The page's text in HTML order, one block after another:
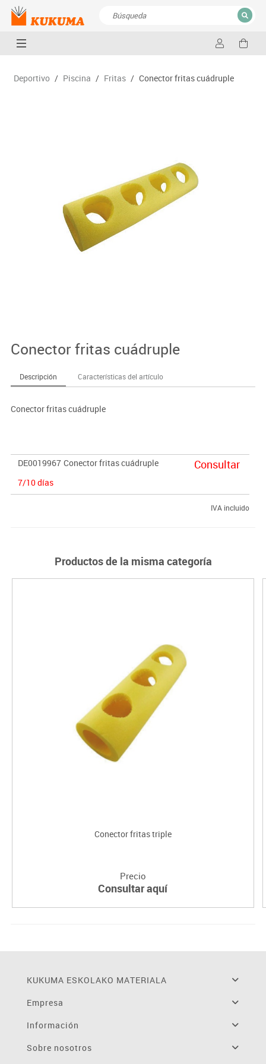
CERRAR
Deportivo / Piscina / Fritas / Conector fritas cuádruple
Conector fritas cuádruple
Descripción Características del artículo
Conector fritas cuádruple
DE0019967 Conector fritas cuádruple
7/10 días
Consultar
IVA incluido
Productos de la misma categoría
Conector fritas triple
Precio
Consultar aquí
KUKUMA ESKOLAKO MATERIALA
Empresa
Información
Sobre nosotros